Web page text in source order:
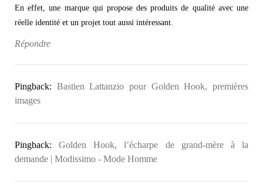
En effet, une marque qui propose des produits de qualité avec une
réelle identité et un projet tout aussi intéressant.
Répondre
Pingback: Bastien Lattanzio pour Golden Hook, premières
images
Pingback:Golden Hook, l’écharpe de grand-mère à la
demande | Modissimo - Mode Homme